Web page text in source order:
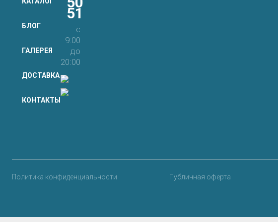
в этом браузере для последующих моих комментариев.
БЛОГ
ГАЛЕРЕЯ
ДОСТАВКА
КОНТАКТЫ
51
с
9:00
до
20:00
Политика конфиденциальности Публичная оферта